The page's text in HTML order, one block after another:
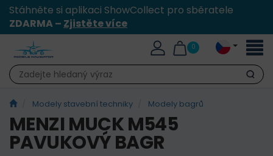
Stáhněte si aplikaci ShowCollect pro sběratele
ZDARMA – Zjistěte více
0
Hledat
Modely stavební techniky Modely bagrů
MENZI MUCK M545
PAVUKOVÝ BAGR